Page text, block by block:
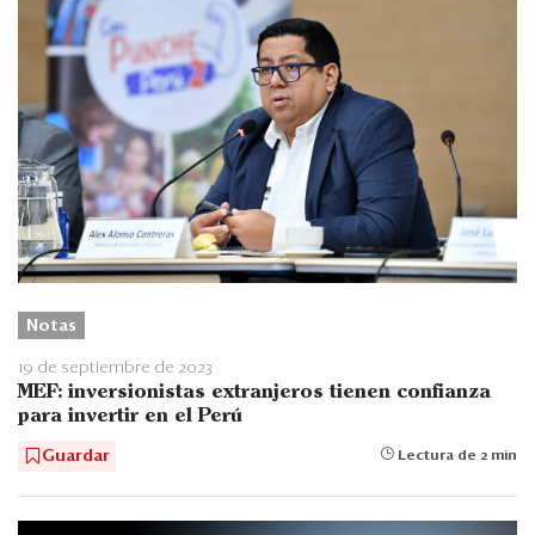
Notas
19 de septiembre de 2023
MEF: inversionistas extranjeros tienen confianza
para invertir en el Perú
Guardar Lectura de 2 min